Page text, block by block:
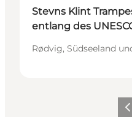
Stevns Klint
entlang des
Rødvig, Südseeland